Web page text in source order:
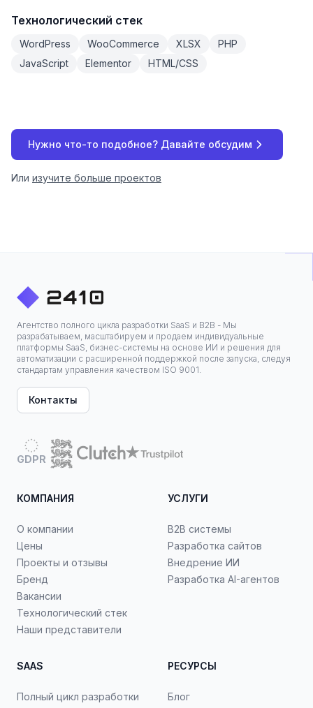
Технологический стек
WordPress WooCommerce XLSX
PHP
JavaScript
Elementor HTML/CSS
Нужно что-то подобное? Давайте обсудим
Или изучите больше проектов
Агентство полного цикла разработки SaaS и B2B - Мы
разрабатываем, масштабируем и продаем индивидуальные
платформы SaaS, бизнес-системы на основе ИИ и решения для
автоматизации с расширенной поддержкой после запуска, следуя
стандартам управления качеством ISO 9001.
Контакты
GDPR
КОМПАНИЯ
О компании
Цены
Проекты и отзывы
Бренд
Вакансии
Технологический стек
Наши представители
УСЛУГИ
B2B системы
Разработка сайтов
Внедрение ИИ
Разработка AI-агентов
SAAS
Полный цикл разработки
РЕСУРСЫ
Блог